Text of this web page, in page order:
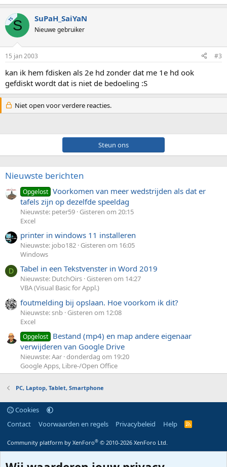
TSS SuPaH_SaiYaN
Nieuwe gebruiker
15 jan 2003 #3
kan ik hem fdisken als 2e hd zonder dat me 1e hd ook
gefdiskt wordt dat is niet de bedoeling :S
Niet open voor verdere reacties.
Steun ons
Nieuwste berichten
Opgelost Voorkomen van meer wedstrijden als dat er
tafels zijn op dezelfde speeldag
Nieuwste: peter59 Gisteren om 20:15
Excel
printer in windows 11 installeren
Nieuwste: jobo182 Gisteren om 16:05
Windows
D Tabel in een Tekstvenster in Word 2019
Nieuwste: DutchOirs Gisteren om 14:27
VBA (Visual Basic for Appl.)
foutmelding bij opslaan. Hoe voorkom ik dit?
Nieuwste: snb Gisteren om 12:08
Excel
Opgelost Bestand (mp4) en map andere eigenaar
verwijderen van Google Drive
Nieuwste: Aar donderdag om 19:20
Google Apps, Libre-/Open Office
PC, Laptop, Tablet, Smartphone
Cookies
Contact
Voorwaarden en regels Privacybeleid Help
R
Community platform by XenForo® © 2010-2026 XenForo Ltd.